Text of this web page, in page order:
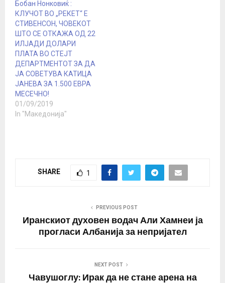
Бобан Нонковиќ :
КЛУЧОТ ВО „РЕКЕТ“ Е
СТИВЕНСОН, ЧОВЕКОТ
ШТО СЕ ОТКАЖА ОД 22
ИЛЈАДИ ДОЛАРИ
ПЛАТА ВО СТЕЈТ
ДЕПАРТМЕНТОТ ЗА ДА
ЈА СОВЕТУВА КАТИЦА
ЈАНЕВА ЗА 1.500 ЕВРА
МЕСЕЧНО!
01/09/2019
In "Македонија"
SHARE 1
PREVIOUS POST
Иранскиот духовен водач Али Хамнеи ја
прогласи Албанија за непријател
NEXT POST
Чавушоглу: Ирак да не стане арена на